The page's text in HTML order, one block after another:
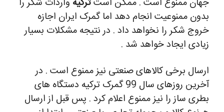
بدون ممنوعیت انجام دهد اما گمرک ایران اجازه
خروج شکر را نخواهد داد . در نتیجه مشکلات بسیار
زیادی ایجاد خواهد شد .
ارسال برخی کالاهای صنعتی نیز ممنوع است . در
آخرین روزهای سال 99 گمرک ترکیه دستگاه های
بطری ساز را نیز ممنوع اعلام کرد . پس قبل از ارسال